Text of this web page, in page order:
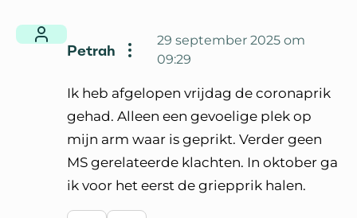
Petrah
29 september 2025 om
09:29
Ik heb afgelopen vrijdag de coronaprik
gehad. Alleen een gevoelige plek op
mijn arm waar is geprikt. Verder geen
MS gerelateerde klachten. In oktober ga
ik voor het eerst de griepprik halen.